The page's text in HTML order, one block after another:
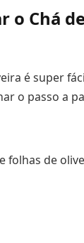
o Chá
é super
o passo a
folhas de